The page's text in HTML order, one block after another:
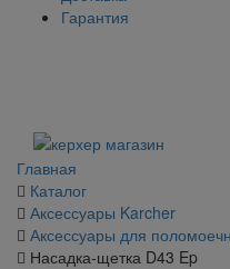
Гарантия
Главная
Каталог
Аксессуары Karcher
Аксессуары для
Насадка-щетка D43 Ep